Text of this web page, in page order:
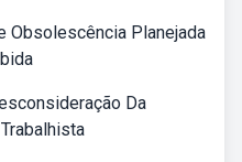
Obsolescência Planejada
Da